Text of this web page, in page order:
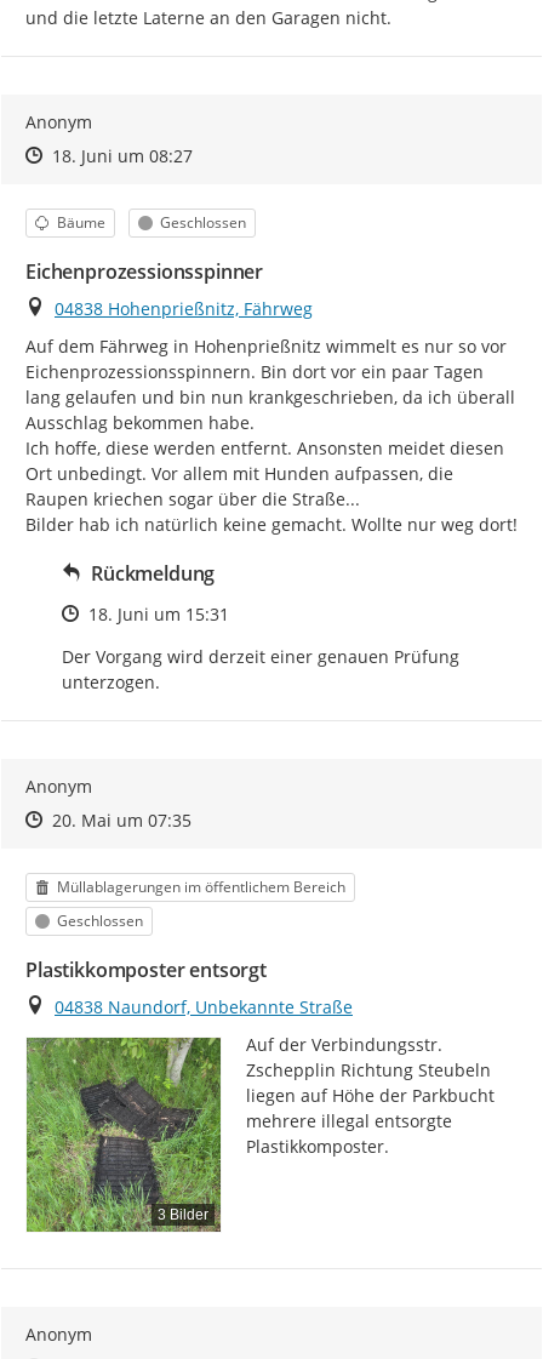
und die letzte Laterne an den Garagen nicht.
Anonym
Zeitpunkt des Erstellens
Zeitpunkt des Erstellens
18. Juni um 08:27Zur Äußerung
Kategorie
Bäume Status
Geschlossen
Eichenprozessionsspinner
Ort
04838 Hohenprießnitz, Fährweg
Auf dem Fährweg in Hohenprießnitz wimmelt es nur so vor
Eichenprozessionsspinnern. Bin dort vor ein paar Tagen
lang gelaufen und bin nun krankgeschrieben, da ich überall
Ausschlag bekommen habe.
Ich hoffe, diese werden entfernt. Ansonsten meidet diesen
Ort unbedingt. Vor allem mit Hunden aufpassen, die
Raupen kriechen sogar über die Straße...
Bilder hab ich natürlich keine gemacht. Wollte nur weg dort!
Rückmeldung
Zeitpunkt des Erstellens
18. Juni um 15:31
Der Vorgang wird derzeit einer genauen Prüfung
unterzogen.
Anonym
Zeitpunkt des Erstellens
Zeitpunkt des Erstellens
20. Mai um 07:35Zur Äußerung
Kategorie
Müllablagerungen im öffentlichem Bereich
Status
Geschlossen
Plastikkomposter entsorgt
Ort
04838 Naundorf, Unbekannte Straße
3 Bilder
Auf der Verbindungsstr.
Zschepplin Richtung Steubeln
liegen auf Höhe der Parkbucht
mehrere illegal entsorgte
Plastikkomposter.
Anonym